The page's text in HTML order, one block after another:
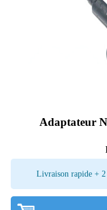
Adaptateur
Livraison rapide + 2